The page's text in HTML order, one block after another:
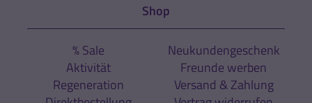
Shop
% Sale
Aktivität
Regeneration
Neukundengeschenk
Freunde werben
Versand & Zahlung